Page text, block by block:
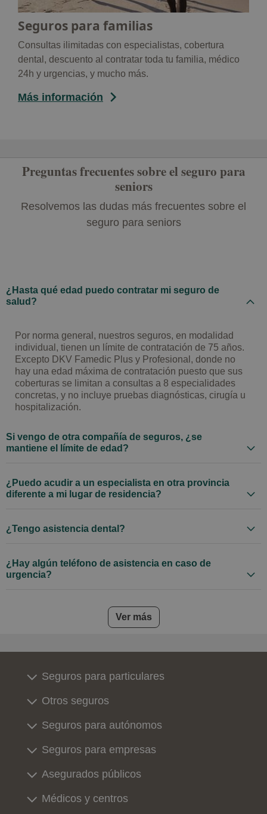
Seguros para familias
Consultas ilimitadas con especialistas, cobertura
dental, descuento al contratar toda tu familia, médico
24h y urgencias, y mucho más.
Más información
Preguntas frecuentes sobre el seguro para
seniors
Resolvemos las dudas más frecuentes sobre el
seguro para seniors
¿Hasta qué edad puedo contratar mi seguro de
salud?
Por norma general, nuestros seguros, en modalidad
individual, tienen un límite de contratación de 75 años.
Excepto DKV Famedic Plus y Profesional, donde no
hay una edad máxima de contratación puesto que sus
coberturas se limitan a consultas a 8 especialidades
concretas, y no incluye pruebas diagnósticas, cirugía u
hospitalización.
Si vengo de otra compañía de seguros, ¿se
mantiene el límite de edad?
¿Puedo acudir a un especialista en otra provincia
diferente a mi lugar de residencia?
¿Tengo asistencia dental?
¿Hay algún teléfono de asistencia en caso de
urgencia?
Ver más
frequently asked questions
Seguros para particulares
Otros seguros
Seguros para autónomos
Seguros para empresas
Asegurados públicos
Médicos y centros